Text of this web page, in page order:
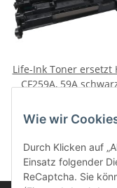
Life-Ink Toner ersetzt
CF259A, 59A
Wie wir
Durch Klicken auf
Einsatz folgender
ReCaptcha. Sie